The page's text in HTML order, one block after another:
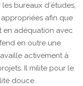
bureaux d'études,
afin que
en adéquation avec
en outre une
activement à
Il milite pour le
douce.